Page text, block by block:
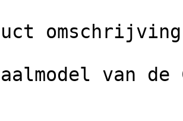
omschrijving
van